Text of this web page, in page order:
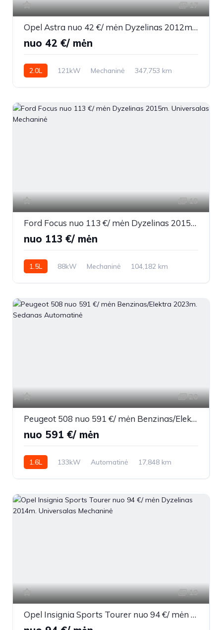
17
Opel Astra nuo 42 €/ mėn Dyzelinas 2012m. Universalas Mechaninė
nuo 42 €/ mėn
2.0L 121kW Mechaninė
347,753 km
19
Ford Focus nuo 113 €/ mėn Dyzelinas 2015m. Universalas Mechaninė
nuo 113 €/ mėn
1.5L 88kW Mechaninė
104,182 km
20
Peugeot 508 nuo 591 €/ mėn Benzinas/Elektra 2023m. Sedanas Automatinė
nuo 591 €/ mėn
1.6L 133kW Automatinė
17,848 km
19
Opel Insignia Sports Tourer nuo 94 €/ mėn Dyzelinas 2014m. Universalas Mechaninė